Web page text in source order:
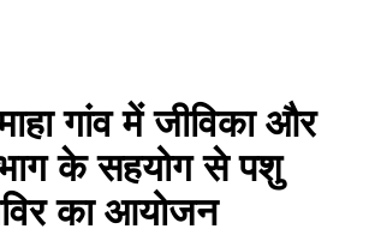
गांव में जीविका और
के सहयोग से पशु
का आयोजन